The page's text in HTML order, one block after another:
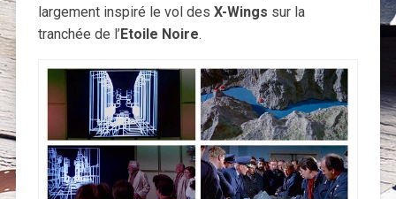
largement inspiré le vol des X-Wings sur la
tranchée de l’Etoile Noire.